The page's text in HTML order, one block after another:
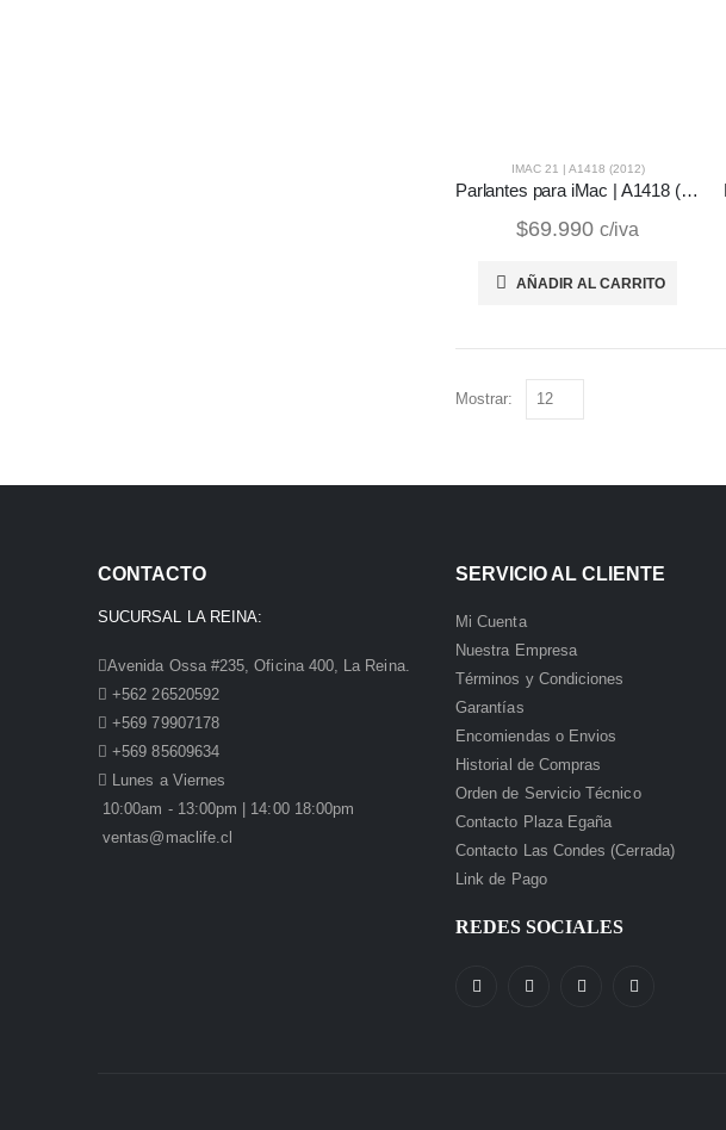
IMAC 21 | A1418 (2012)
Parlantes para iMac | A1418 (2012)
$69.990 c/iva
AÑADIR AL CARRITO
Mostrar:
CONTACTO
SUCURSAL LA REINA:
Avenida Ossa #235, Oficina 400, La Reina.
+562 26520592
+569 79907178
+569 85609634
Lunes a Viernes
10:00am - 13:00pm | 14:00 18:00pm
ventas@maclife.cl
SERVICIO AL CLIENTE
Mi Cuenta
Nuestra Empresa
Términos y Condiciones
Garantías
Encomiendas o Envios
Historial de Compras
Orden de Servicio Técnico
Contacto Plaza Egaña
Contacto Las Condes (Cerrada)
Link de Pago
REDES SOCIALES